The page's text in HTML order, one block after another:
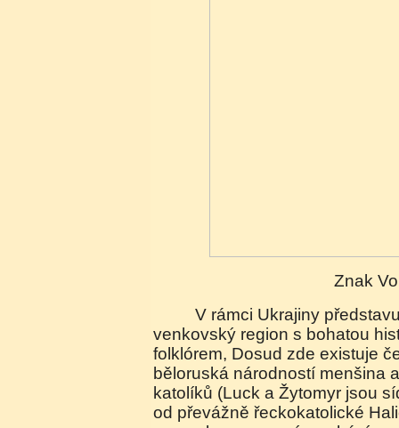
Znak
V rámci Ukrajiny představuje Volyň spíše
venkovský region s bohatou
folklórem, Dosud zde existuje
běloruská národností menšina
katolíků (Luck a Žytomyr jsou
od převážně řeckokatolické